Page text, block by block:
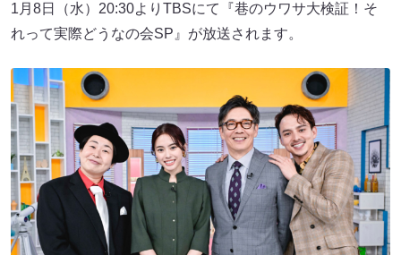
1月8日（水）20:30よりTBSにて『巷のウワサ大検証！そ
れって実際どうなの会SP』が放送されます。